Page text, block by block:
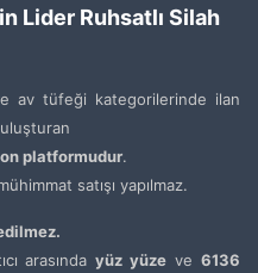
Lider Ruhsatlı Silah
av tüfeği kategorilerinde ilan
platformudur.
satışı yapılmaz.
arasındayüz yüze ve6136